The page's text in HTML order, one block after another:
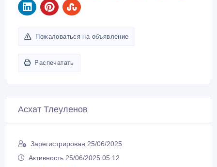
Пожаловаться на объявление
Распечатать
Асхат Тлеуленов
Зарегистрирован 25/06/2025
Активность 25/06/2025 05:12